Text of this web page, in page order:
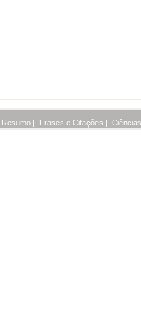
Resumo | Frases e Citações |